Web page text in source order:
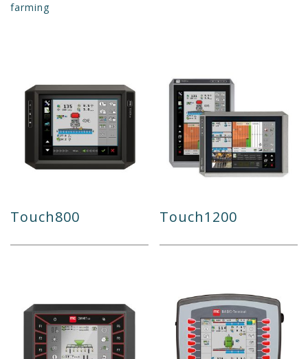
farming
Touch800 Touch1200